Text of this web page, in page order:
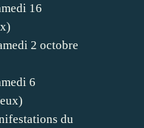
16
2 octobre
6
du